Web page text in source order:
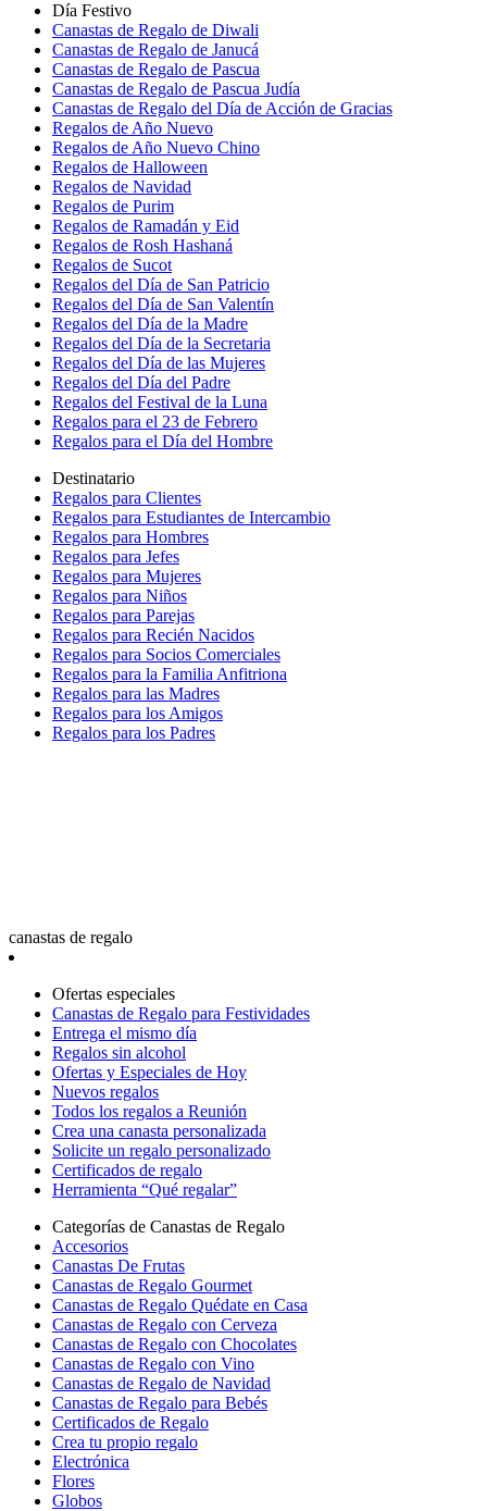
Día Festivo
Canastas de Regalo de Diwali
Canastas de Regalo de Janucá
Canastas de Regalo de Pascua
Canastas de Regalo de Pascua Judía
Canastas de Regalo del Día de Acción de Gracias
Regalos de Año Nuevo
Regalos de Año Nuevo Chino
Regalos de Halloween
Regalos de Navidad
Regalos de Purim
Regalos de Ramadán y Eid
Regalos de Rosh Hashaná
Regalos de Sucot
Regalos del Día de San Patricio
Regalos del Día de San Valentín
Regalos del Día de la Madre
Regalos del Día de la Secretaria
Regalos del Día de las Mujeres
Regalos del Día del Padre
Regalos del Festival de la Luna
Regalos para el 23 de Febrero
Regalos para el Día del Hombre
Destinatario
Regalos para Clientes
Regalos para Estudiantes de Intercambio
Regalos para Hombres
Regalos para Jefes
Regalos para Mujeres
Regalos para Niños
Regalos para Parejas
Regalos para Recién Nacidos
Regalos para Socios Comerciales
Regalos para la Familia Anfitriona
Regalos para las Madres
Regalos para los Amigos
Regalos para los Padres
canastas de regalo
Ofertas especiales
Canastas de Regalo para Festividades
Entrega el mismo día
Regalos sin alcohol
Ofertas y Especiales de Hoy
Nuevos regalos
Todos los regalos a Reunión
Crea una canasta personalizada
Solicite un regalo personalizado
Certificados de regalo
Herramienta “Qué regalar”
Categorías de Canastas de Regalo
Accesorios
Canastas De Frutas
Canastas de Regalo Gourmet
Canastas de Regalo Quédate en Casa
Canastas de Regalo con Cerveza
Canastas de Regalo con Chocolates
Canastas de Regalo con Vino
Canastas de Regalo de Navidad
Canastas de Regalo para Bebés
Certificados de Regalo
Crea tu propio regalo
Electrónica
Flores
Globos